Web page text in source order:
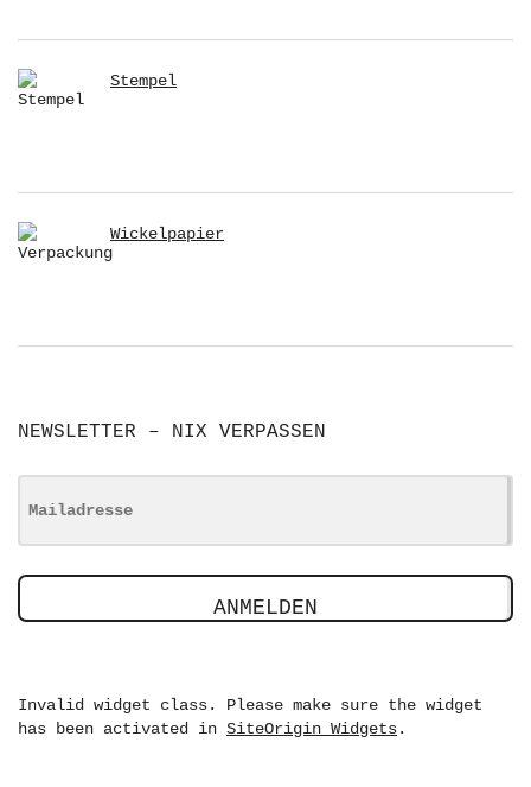
Stempel
Wickelpapier
NEWSLETTER – NIX VERPASSEN
ANMELDEN
Invalid widget class. Please make sure the widget
has been activated in SiteOrigin Widgets.